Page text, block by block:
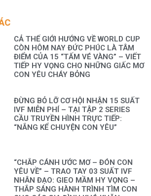
CẢ THẾ GIỚI HƯỚNG VỀ WORLD CUP
CÒN HÔM NAY ĐỨC PHÚC LÀ TÂM
ĐIỂM CỦA 15 “TẤM VÉ VÀNG” – VIẾT
TIẾP HY VỌNG CHO NHỮNG GIẤC MƠ
CON YÊU CHÁY BỎNG
ĐỪNG BỎ LỠ CƠ HỘI NHẬN 15 SUẤT
IVF MIỄN PHÍ – TẠI TẬP 2 SERIES
CẦU TRUYỀN HÌNH TRỰC TIẾP:
“NẮNG KỂ CHUYỆN CON YÊU”
“CHẮP CÁNH ƯỚC MƠ – ĐÓN CON
YÊU VỀ” – TRAO TAY 03 SUẤT IVF
NHÂN ĐẠO: GIEO MẦM HY VỌNG –
THẮP SÁNG HÀNH TRÌNH TÌM CON